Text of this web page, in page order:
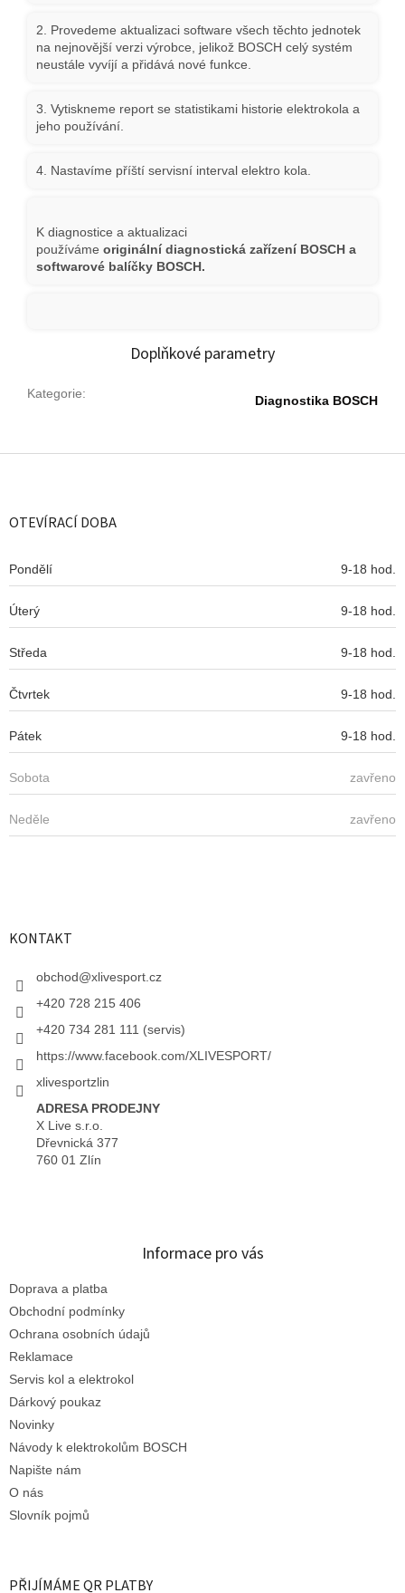
2. Provedeme aktualizaci software všech těchto jednotek
na nejnovější verzi výrobce, jelikož BOSCH celý systém
neustále vyvíjí a přidává nové funkce.
3. Vytiskneme report se statistikami historie elektrokola a
jeho používání.
4. Nastavíme příští servisní interval elektro kola.
K diagnostice a aktualizaci
používáme originální diagnostická zařízení BOSCH a
softwarové balíčky BOSCH.
Doplňkové parametry
Kategorie: Diagnostika BOSCH
Z
OTEVÍRACÍ DOBA
Pondělí 9-18 hod.
Úterý 9-18 hod.
Středa 9-18 hod.
Čtvrtek 9-18 hod.
Pátek 9-18 hod.
Sobota zavřeno
Neděle zavřeno
KONTAKT
obchod@xlivesport.cz
+420 728 215 406
+420 734 281 111 (servis)
https://www.facebook.com/XLIVESPORT/
xlivesportzlin
ADRESA PRODEJNY
X Live s.r.o.
Dřevnická 377
760 01 Zlín
Informace pro vás
Doprava a platba
Obchodní podmínky
Ochrana osobních údajů
Reklamace
Servis kol a elektrokol
Dárkový poukaz
Novinky
Návody k elektrokolům BOSCH
Napište nám
O nás
Slovník pojmů
PŘIJÍMÁME QR PLATBY